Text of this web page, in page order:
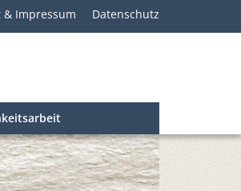
& Impressum Datenschutz